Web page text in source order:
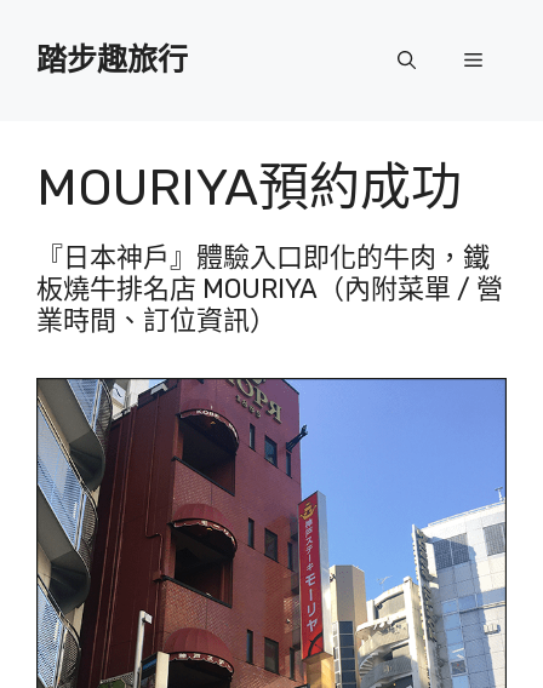
踏步趣旅行 選
MOURIYA預約成功
『日本神戶』體驗入口即化的牛肉，鐵
板燒牛排名店 MOURIYA（內附菜單 / 營
業時間、訂位資訊）